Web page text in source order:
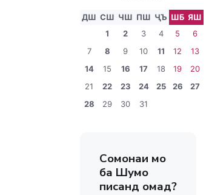
ДШ СШ ЧШ ПШ ҶЪ ШБ ЯШ
1
2 3 4 5
6
7
8 9 10 11 12
13
14
15 16 17 18 19
20
21
22 23 24 25 26
27
28
29 30 31
Сомонаи мо
ба Шумо
писанд омад?